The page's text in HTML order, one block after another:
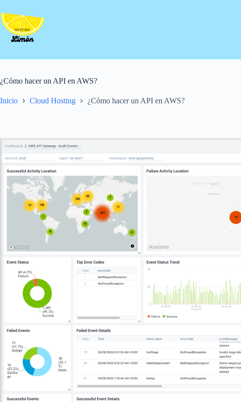
al
contenido
¿Cómo hacer un API en AWS?
Inicio Cloud Hosting ¿Cómo hacer un API en AWS?